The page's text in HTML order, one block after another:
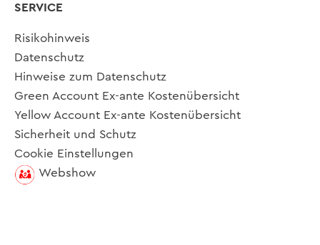
SERVICE
Risikohinweis
Datenschutz
Hinweise zum Datenschutz
Green Account Ex-ante Kostenübersicht
Yellow Account Ex-ante Kostenübersicht
Sicherheit und Schutz
Cookie Einstellungen
Webshow